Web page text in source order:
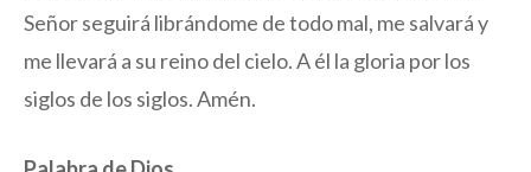
Señor seguirá librándome de todo mal, me salvará y
me llevará a su reino del cielo. A él la gloria por los
siglos de los siglos. Amén.